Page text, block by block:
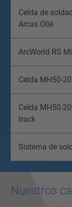
Celda de
Arcas Ollé
ArcWorld RS
Celda MH50-
Celda MH50-
track
Sistema de
Nuestros